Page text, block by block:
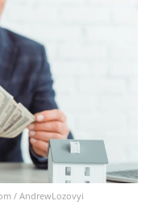
/ AndrewLozovyi